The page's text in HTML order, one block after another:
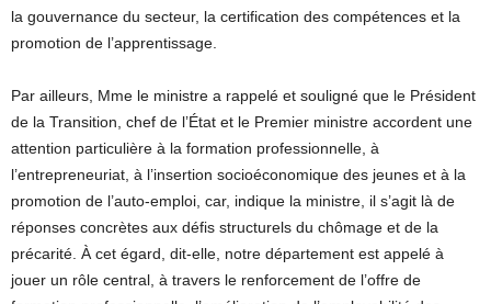
la gouvernance du secteur, la certification des compétences et la
promotion de l’apprentissage.
Par ailleurs, Mme le ministre a rappelé et souligné que le Président
de la Transition, chef de l’État et le Premier ministre accordent une
attention particulière à la formation professionnelle, à
l’entrepreneuriat, à l’insertion socioéconomique des jeunes et à la
promotion de l’auto-emploi, car, indique la ministre, il s’agit là de
réponses concrètes aux défis structurels du chômage et de la
précarité. À cet égard, dit-elle, notre département est appelé à
jouer un rôle central, à travers le renforcement de l’offre de